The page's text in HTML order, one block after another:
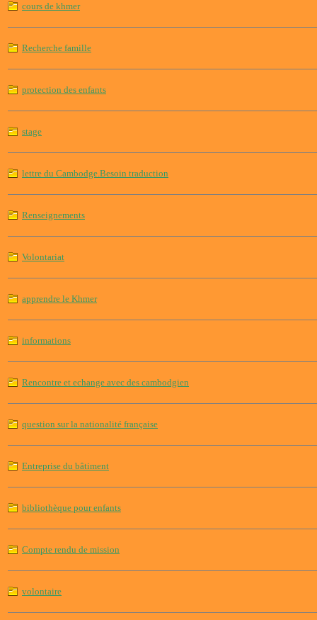
cours de khmer
Recherche famille
protection des enfants
stage
lettre du Cambodge.Besoin traduction
Renseignements
Volontariat
apprendre le Khmer
informations
Rencontre et echange avec des cambodgien
question sur la nationalité française
Entreprise du bâtiment
bibliothèque pour enfants
Compte rendu de mission
volontaire